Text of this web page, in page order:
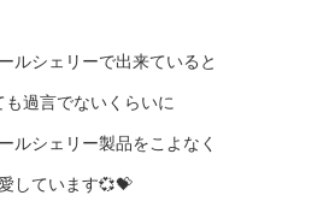
ルシェリーで出来ていると
も過言でないくらいに
ルシェリー製品をこよなく
しています💞💝